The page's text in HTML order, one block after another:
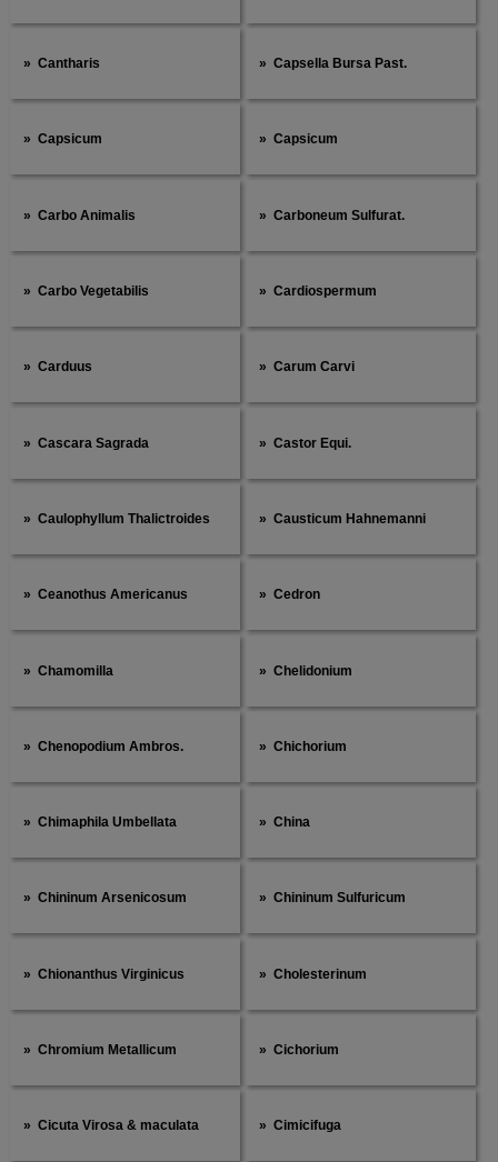
Cantharis Capsella Bursa Past.
Capsicum Capsicum
Carbo Animalis Carboneum Sulfurat.
Carbo Vegetabilis Cardiospermum
Carduus Carum Carvi
Cascara Sagrada Castor Equi.
Caulophyllum Thalictroides Causticum Hahnemanni
Ceanothus Americanus Cedron
Chamomilla Chelidonium
Chenopodium Ambros. Chichorium
Chimaphila Umbellata China
Chininum Arsenicosum Chininum Sulfuricum
Chionanthus Virginicus Cholesterinum
Chromium Metallicum Cichorium
Cicuta Virosa & maculata Cimicifuga